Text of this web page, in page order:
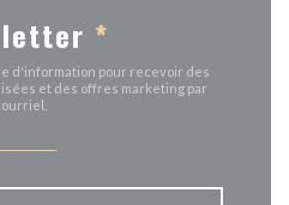
*
d'information pour recevoir des
et des offres marketing par